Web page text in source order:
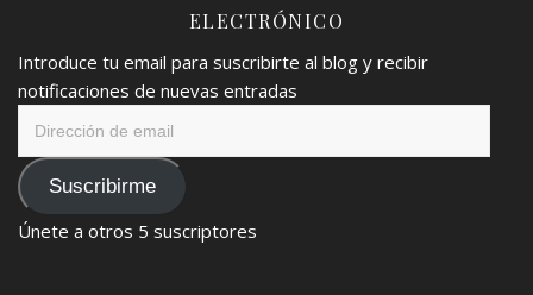
ELECTRÓNICO
Introduce tu email para suscribirte al blog y recibir
notificaciones de nuevas entradas
emailSuscribirme
Únete a otros 5 suscriptores